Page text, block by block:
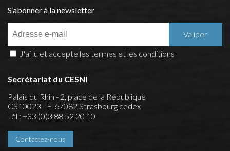
S’abonner à la newsletter
J'ai lu et accepte les termes et les conditions
Secrétariat du CESNI
Palais du Rhin - 2, place de la République
CS10023 - F-67082 Strasbourg cedex
Tél : +33 (0)3 88 52 20 10
Contactez-nous